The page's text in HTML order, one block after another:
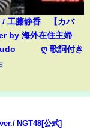
/ 工藤静香 【カバ
by 海外在住主婦
ღ 歌詞付き
NGT48[公式]